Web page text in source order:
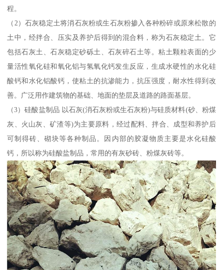
程。
（2）石灰稳定土将消石灰粉或生石灰粉掺入各种粉碎或原来松散的
土中，经拌合、压实及养护后得到的混合料，称为石灰稳定土。它
包括石灰土、石灰稳定砂砾土、石灰碎石土等。粘土颗粒表面的少
量活性氧化硅和氧化铝与氢氧化钙发生反应，生成水硬性的水化硅
酸钙和水化铝酸钙，使粘土的抗渗能力，抗压强度，耐水性得到改
善。广泛用作建筑物的基础、地面的垫层及道路的路面基层。
（3）硅酸盐制品 以石灰(消石灰粉或生石灰粉)与硅质材料(砂、粉煤
灰、火山灰、矿渣等)为主要原料，经过配料、拌合、成型和养护后
可制得砖、砌块等各种制品。因内部的胶凝物质主要是水化硅酸
钙，所以称为硅酸盐制品，常用的有灰砂砖、粉煤灰砖等。